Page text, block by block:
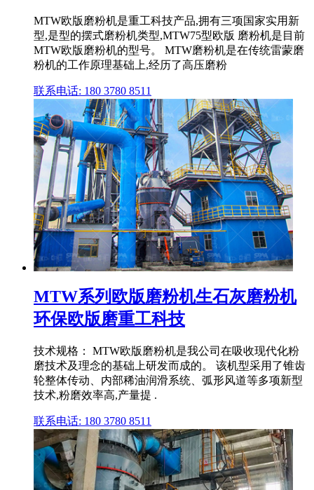
MTW欧版磨粉机是重工科技产品,拥有三项国家实用新
型,是型的摆式磨粉机类型,MTW75型欧版 磨粉机是目前
MTW欧版磨粉机的型号。 MTW磨粉机是在传统雷蒙磨
粉机的工作原理基础上,经历了高压磨粉
联系电话: 180 3780 8511
MTW系列欧版磨粉机生石灰磨粉机
环保欧版磨重工科技
技术规格： MTW欧版磨粉机是我公司在吸收现代化粉
磨技术及理念的基础上研发而成的。 该机型采用了锥齿
轮整体传动、内部稀油润滑系统、弧形风道等多项新型
技术,粉磨效率高,产量提 .
联系电话: 180 3780 8511